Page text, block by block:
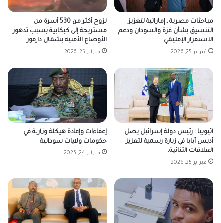
مباحثات مصرية ـ إماراتية لتعزيز
التنسيق بشأن غزة والسودان ودعم
الاستقرار الإقليمي
فبراير 25, 2026
نزوح أكثر من 530 أسرة من
مستريحة إلى كبكابية بسبب تدهور
الأوضاع الأمنية بشمال دارفور
فبراير 25, 2026
اثيوبيا : رئيس دولة إسرائيل يصل
أديس أبابا في زيارة رسمية لتعزيز
العلاقات الثنائية.
فبراير 25, 2026
إعفاءات وإعادة هيكلة وزارية في
حكومات ولايات سودانية
فبراير 24, 2026